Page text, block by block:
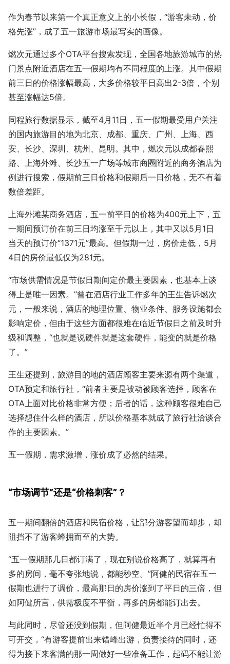
作为春节以来第一个真正意义上的小长假，“游客未动，价
格先涨”，成了五一旅游市场最写实的画像。
燃次元通过多个OTA平台搜索发现，全国各地旅游城市的热
门景点附近酒店在五一假期均有不同程度的上涨。其中假期
前三日的价格涨幅最高，大多价格较平日高出2-3倍，个别
甚至涨幅达5倍。
同程旅行数据显示，截至4月11日，五一假期最受用户关注
的国内旅游目的地为北京、成都、重庆、广州、上海、西
安、长沙、深圳、杭州、昆明。其中，燃次元以成都春熙
路、上海外滩、长沙五一广场等城市商圈附近的商务酒店为
例进行搜索，假期前三日价格和假期后一日价格，无不有着
数倍差距。
上海外滩某商务酒店，五一前平日的价格为400元上下，五
一期间预订价在前三日均涨至千元以上，其中又以5月1日
当天的预订价“1371元”最高。但假期一过，房价走低，5月
4日的房价最低仅为281元。
“市场供需情况是节假日期间定价最主要因素，也基本上谈
得上是唯一因素。”曾在酒店行业工作多年的王生告诉燃次
元，一般来说，酒店的地理位置、物业条件、服务设施都会
影响定价，但由于这些方面都很难在临近节假日之前及时升
级和调整，“也就是说硬件就是这套硬件，能变的就是价格
了。”
王生还提到，旅游目的地的酒店顾客主要来源有两个渠道，
OTA预定和旅行社，“前者主要是被动被顾客选择，顾客在
OTA上面对比价格非常方便；后者的话，这种顾客很难自己
选择想住什么样的酒店，所以价格基本就成了旅行社洽谈合
作的主要因素。”
五一假期，需求激增，涨价成了必然的结果。
“市场调节”还是“价格刺客”？
五一期间翻倍的酒店和民宿价格，让部分游客望而却步，却
阻挡不了游客蜂拥而至的大势。
“五一假期那几日都订满了，现在别说价格高了，就算再有
多的房间，毫不夸张地说，都能秒空。”阿健的民宿在五一
假期也进行了调价，最高那日的房价涨到了平日的三倍，但
如阿健所言，供需极度不平衡，再多的房都能订出去。
与此同时，尽管还没到假期，但阿健最近半个月已经忙得不
可开交，“有游客提前出来错峰出游，负责接待的同时，还
得为接下来客满的那一周做好一些准备工作，起码不能让游